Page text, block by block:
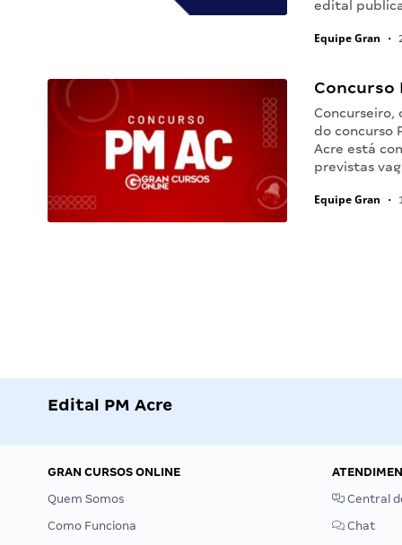
edital
Equipe Gran •
Concurso
Concurseiro,
do concurso
Acre está
previstas
Equipe Gran •
Edital PM Acre
GRAN CURSOS ONLINE
Quem Somos
Como Funciona
Central
Chat